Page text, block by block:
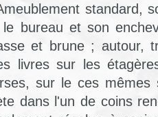
standard,
bureau et son
et brune ; autour,
livres sur les
sur le ces
dans l'un de coins